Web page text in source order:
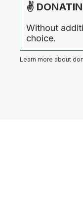
✌
Without
choice.
Learn more about